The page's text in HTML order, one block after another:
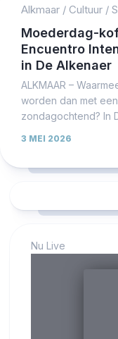
Alkmaar / Cultuur /
Moederdag-
Encuentro
in De Alkenaer
ALKMAAR –
worden dan met
zondagochtend? In
3 MEI 2026
Nu Live